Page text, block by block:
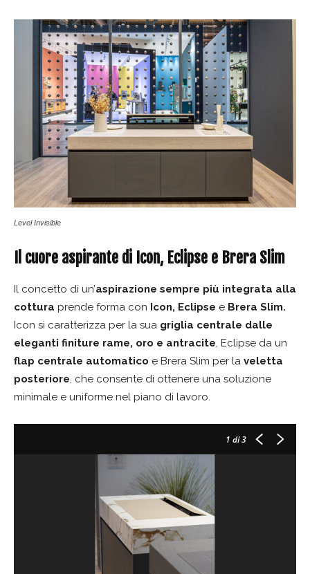
Level Invisible
Il cuore aspirante di Icon, Eclipse e Brera Slim
Il concetto di un’aspirazione sempre più integrata alla
cottura prende forma con Icon, Eclipse e Brera Slim.
Icon si caratterizza per la sua griglia centrale dalle
eleganti finiture rame, oro e antracite, Eclipse da un
flap centrale automatico e Brera Slim per la veletta
posteriore, che consente di ottenere una soluzione
minimale e uniforme nel piano di lavoro.
1 di 3